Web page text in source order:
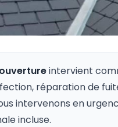
intervient
réparation de
intervenons en
incluse.